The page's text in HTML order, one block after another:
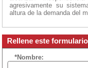
agresivamente su
altura de la demanda del
Rellene este
*Nombre: